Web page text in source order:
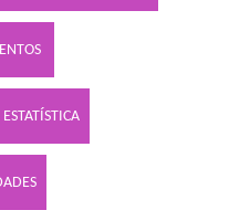
ESTATÍSTICA